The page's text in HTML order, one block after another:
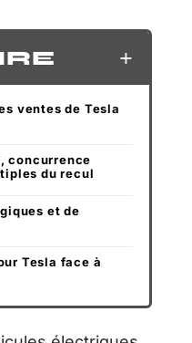
ventes de Tesla
concurrence
du recul
et de
Tesla face à